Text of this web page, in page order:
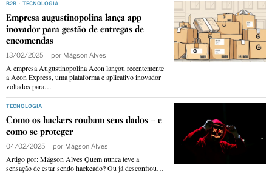
B2B · TECNOLOGIA
Empresa augustinopolina lança app
inovador para gestão de entregas de
encomendas
13/02/2025 por Mágson Alves
A empresa Augustinopolina Aeon lançou recentemente
a Aeon Express, uma plataforma e aplicativo inovador
voltados para…
TECNOLOGIA
Como os hackers roubam seus dados – e
como se proteger
04/02/2025 por Mágson Alves
Artigo por: Mágson Alves Quem nunca teve a
sensação de estar sendo hackeado? Ou já desconfiou…